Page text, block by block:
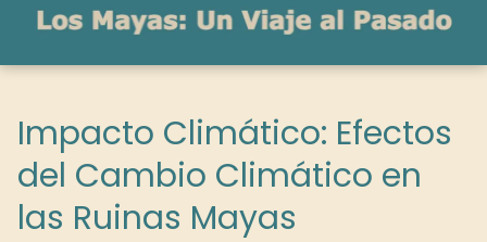
Impacto Climático: Efectos
del Cambio Climático en
las Ruinas Mayas